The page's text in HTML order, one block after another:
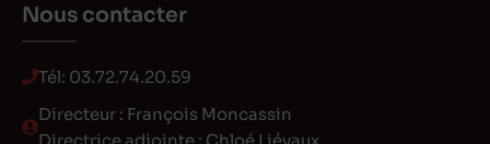
Nous contacter
Tél: 03.72.74.20.59
Directeur : François Moncassin